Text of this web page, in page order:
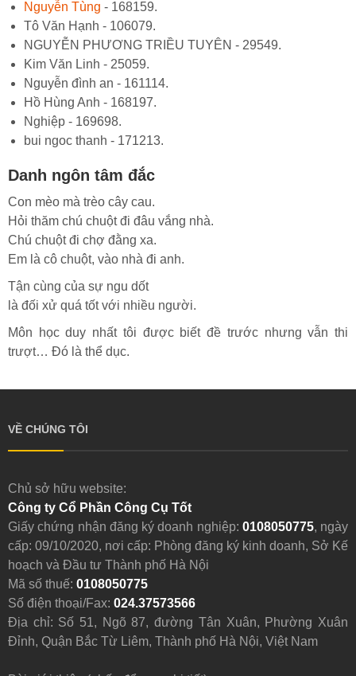
Nguyễn Tùng - 168159.
Tô Văn Hạnh - 106079.
NGUYỄN PHƯƠNG TRIỀU TUYÊN - 29549.
Kim Văn Linh - 25059.
Nguyễn đình an - 161114.
Hồ Hùng Anh - 168197.
Nghiệp - 169698.
bui ngoc thanh - 171213.
Danh ngôn tâm đắc
Con mèo mà trèo cây cau.
Hỏi thăm chú chuột đi đâu vắng nhà.
Chú chuột đi chợ đằng xa.
Em là cô chuột, vào nhà đi anh.
Tận cùng của sự ngu dốt
là đối xử quá tốt với nhiều người.
Môn học duy nhất tôi được biết đề trước nhưng vẫn thi
trượt… Đó là thể dục.
VỀ CHÚNG TÔI
Chủ sở hữu website:
Công ty Cổ Phần Công Cụ Tốt
Giấy chứng nhận đăng ký doanh nghiệp: 0108050775, ngày
cấp: 09/10/2020, nơi cấp: Phòng đăng ký kinh doanh, Sở Kế
hoạch và Đầu tư Thành phố Hà Nội
Mã số thuế: 0108050775
Số điện thoại/Fax: 024.37573566
Địa chỉ: Số 51, Ngõ 87, đường Tân Xuân, Phường Xuân
Đỉnh, Quận Bắc Từ Liêm, Thành phố Hà Nội, Việt Nam